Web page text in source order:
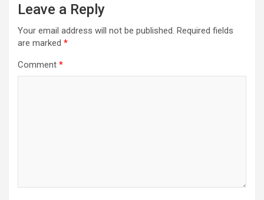
Leave a Reply
Your email address will not be published. Required fields
are marked *
Comment *